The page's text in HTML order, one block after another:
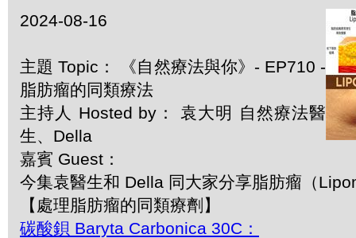
2024-08-16
主題 Topic： 《自然療法與你》- EP710 -
脂肪瘤的同類療法
主持人 Hosted by： 袁大明 自然療法醫
生、Della
嘉賓 Guest：
今集袁醫生和 Della 同大家分享脂肪瘤（
【處理脂肪瘤的同類療劑】
碳酸鋇 Baryta Carbonica 30C：